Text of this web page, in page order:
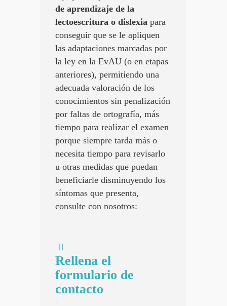
de aprendizaje de la
lectoescritura o dislexia para
conseguir que se le apliquen
las adaptaciones marcadas por
la ley en la EvAU (o en etapas
anteriores), permitiendo una
adecuada valoración de los
conocimientos sin penalización
por faltas de ortografía, más
tiempo para realizar el examen
porque siempre tarda más o
necesita tiempo para revisarlo
u otras medidas que puedan
beneficiarle disminuyendo los
síntomas que presenta,
consulte con nosotros:
Rellena el
formulario de
contacto